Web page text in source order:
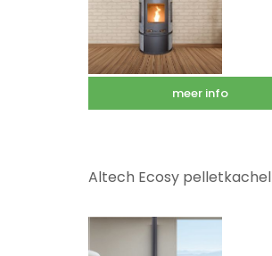
meer info
Altech Ecosy pelletkachel